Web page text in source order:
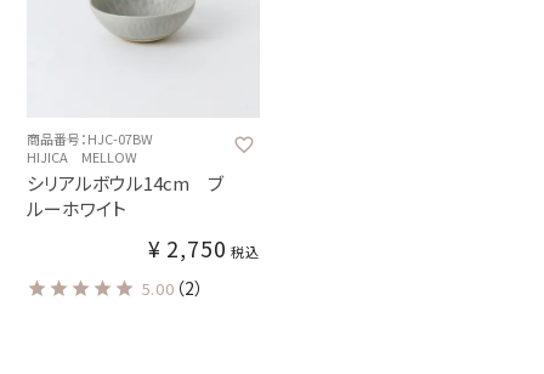
商品番号：HJC-07BW
HIJICA MELLOW
シリアルボウル14cm ブ
ルーホワイト
¥ 2,750 税込
5.00 （2）